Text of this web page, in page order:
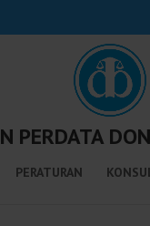
PERDATA
PERATURAN